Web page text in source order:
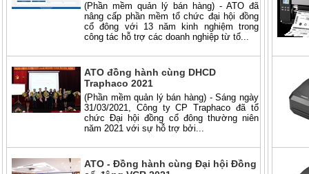
(Phần mềm quản lý bán hàng) - ATO đã
nâng cấp phần mềm tổ chức đại hội đồng
cổ đông với 13 năm kinh nghiệm trong
công tác hỗ trợ các doanh nghiệp từ tổ...
ATO đồng hành cùng DHCD
Traphaco 2021
(Phần mềm quản lý bán hàng) - Sáng ngày
31/03/2021, Công ty CP Traphaco đã tổ
chức Đại hội đồng cổ đông thường niên
năm 2021 với sự hỗ trợ bởi...
ATO - Đồng hành cùng Đại hội Đồng